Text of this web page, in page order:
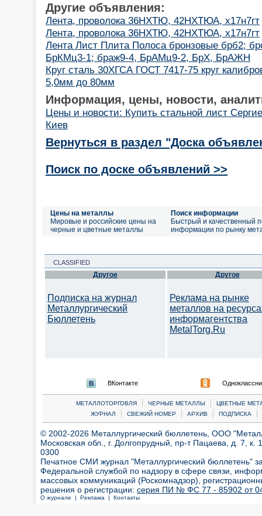
Другие объявления:
Лента, проволока 36НХТЮ, 42НХТЮА, х17н7гт
Лента, проволока 36НХТЮ, 42НХТЮА, х17н7гт
Лента Лист Плита Полоса бронзовые брб2;
БрКМц3-1; браж9-4, БрАМц9-2, БрХ, БрАЖН
Круг сталь 30ХГСА ГОСТ 7417-75 круг
5,0мм до 80мм
Информация, цены, новости,
Цены и новости: Купить стальной лист
Киев
Вернуться в раздел "Доска
Поиск по доске объявлений >>
Цены на металлы
Мировые и российские цены на
черные и цветные металлы
Поиск информации
Быстрый и качественный
информации по рынку
CLASSIFIED
Другое
Подписка на журнал
Металлургический
Бюллетень
Другое
Реклама на рынке
металлов на
информагентства
MetalTorg.Ru
ВКонтакте
МЕТАЛЛОТОРГОВЛЯ | ЧЕРНЫЕ МЕТАЛЛЫ |
ЦВЕТНЫЕ
ЖУРНАЛ
| СВЕЖИЙ НОМЕР | АРХИВ | ПОДПИСКА |
© 2002-2026 Металлургический бюллетень, ООО
Московская обл., г. Долгопрудный, пр-т Пацаева, д. 7,
0300
Печатное СМИ журнал "Металлургический бюллетень"
Федеральной службой по надзору в сфере связи,
массовых коммуникаций (Роскомнадзор),
решения о регистрации: серия ПИ № ФС 77 - 85902 от 04
О журнале | Реклама | Контакты